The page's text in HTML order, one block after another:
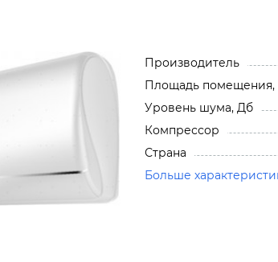
Производитель
Площадь помещения,
Уровень шума, Дб
Компрессор
Страна
Больше